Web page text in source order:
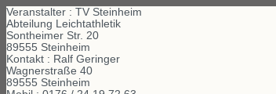
Veranstalter : TV Steinheim
Abteilung Leichtathletik
Sontheimer Str. 20
89555 Steinheim
Kontakt : Ralf Geringer
Wagnerstraße 40
89555 Steinheim